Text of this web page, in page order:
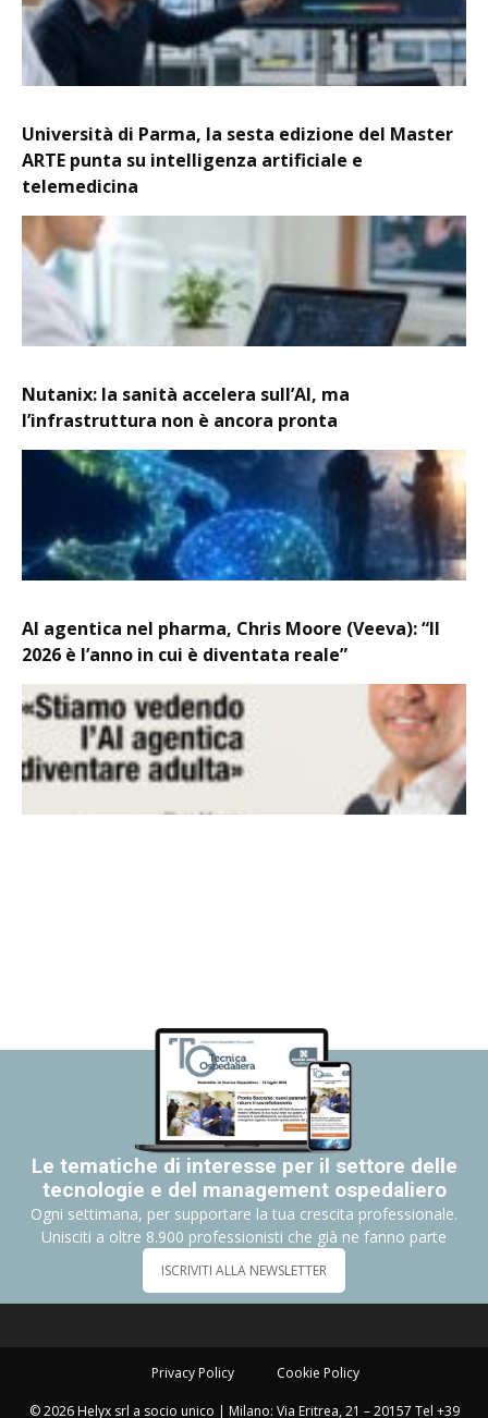
Università di Parma, la sesta edizione del Master
ARTE punta su intelligenza artificiale e
telemedicina
Nutanix: la sanità accelera sull’AI, ma
l’infrastruttura non è ancora pronta
AI agentica nel pharma, Chris Moore (Veeva): “Il
2026 è l’anno in cui è diventata reale”
Le tematiche di interesse per il settore delle
tecnologie e del management ospedaliero
Ogni settimana, per supportare la tua crescita professionale.
Unisciti a oltre 8.900 professionisti che già ne fanno parte
ISCRIVITI ALLA NEWSLETTER
Privacy Policy Cookie Policy
© 2026 Helyx srl a socio unico | Milano: Via Eritrea, 21 – 20157 Tel +39